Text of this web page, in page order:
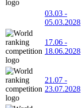
03.03 -
05.03.2028
17.06 -
18.06.2028
21.07 -
23.07.2028